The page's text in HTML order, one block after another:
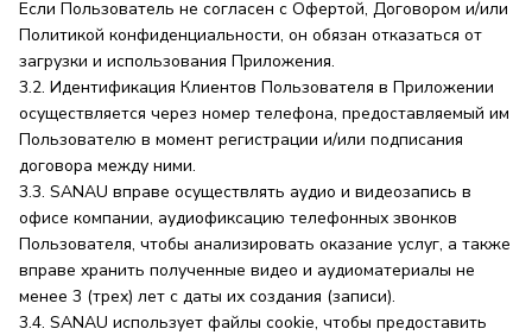
Если Пользователь не согласен с Офертой, Договором и/или
Политикой конфиденциальности, он обязан отказаться от
загрузки и использования Приложения.
3.2. Идентификация Клиентов Пользователя в Приложении
осуществляется через номер телефона, предоставляемый им
Пользователю в момент регистрации и/или подписания
договора между ними.
3.3. SANAU вправе осуществлять аудио и видеозапись в
офисе компании, аудиофиксацию телефонных звонков
Пользователя, чтобы анализировать оказание услуг, а также
вправе хранить полученные видео и аудиоматериалы не
менее 3 (трех) лет с даты их создания (записи).
3.4. SANAU использует файлы cookie, чтобы предоставить